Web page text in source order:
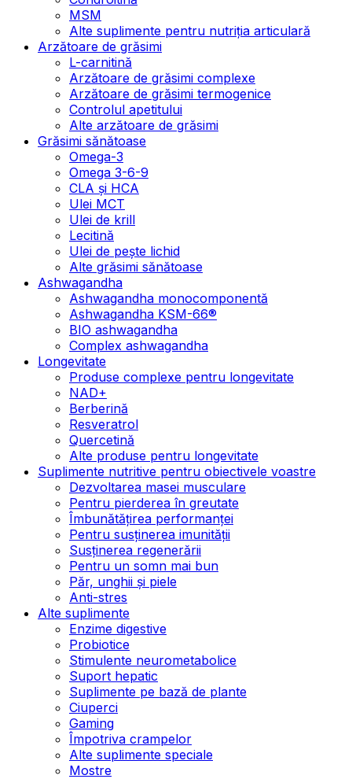
MSM
Alte suplimente pentru nutriția articulară
Arzătoare de grăsimi
L-carnitină
Arzătoare de grăsimi complexe
Arzătoare de grăsimi termogenice
Controlul apetitului
Alte arzătoare de grăsimi
Grăsimi sănătoase
Omega-3
Omega 3-6-9
CLA şi HCA
Ulei MCT
Ulei de krill
Lecitină
Ulei de pește lichid
Alte grăsimi sănătoase
Ashwagandha
Ashwagandha monocomponentă
Ashwagandha KSM-66®
BIO ashwagandha
Complex ashwagandha
Longevitate
Produse complexe pentru longevitate
NAD+
Berberină
Resveratrol
Quercetină
Alte produse pentru longevitate
Suplimente nutritive pentru obiectivele voastre
Dezvoltarea masei musculare
Pentru pierderea în greutate
Îmbunătățirea performanței
Pentru susținerea imunității
Susținerea regenerării
Pentru un somn mai bun
Păr, unghii și piele
Anti-stres
Alte suplimente
Enzime digestive
Probiotice
Stimulente neurometabolice
Suport hepatic
Suplimente pe bază de plante
Ciuperci
Gaming
Împotriva crampelor
Alte suplimente speciale
Mostre